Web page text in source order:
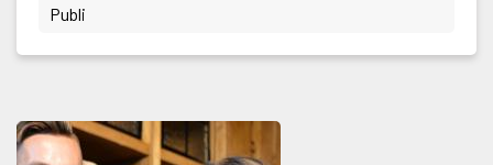
Publi